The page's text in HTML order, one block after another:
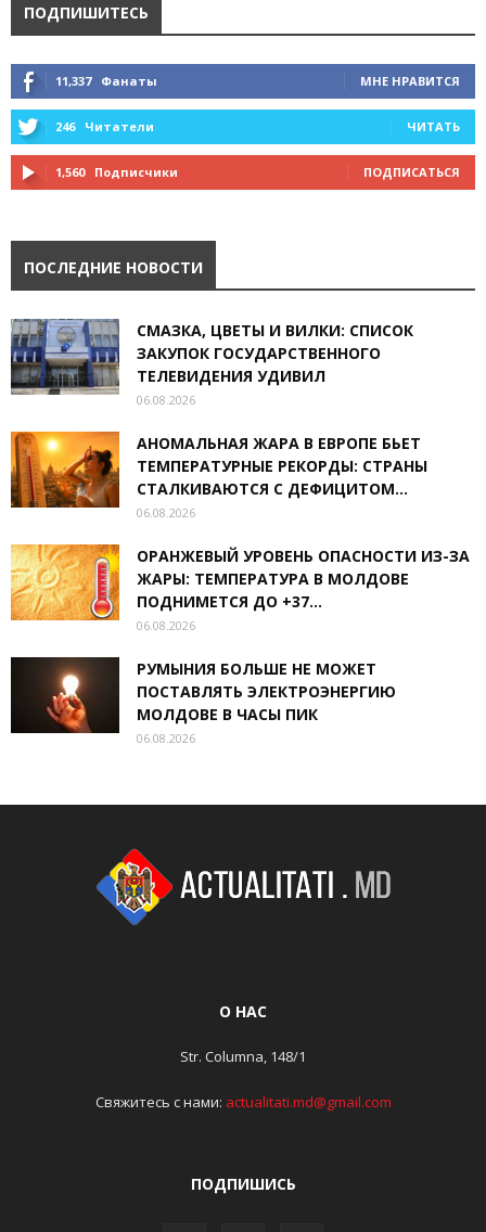
ПОДПИШИТЕСЬ
11,337 Фанаты МНЕ НРАВИТСЯ
246 Читатели ЧИТАТЬ
1,560 Подписчики ПОДПИСАТЬСЯ
ПОСЛЕДНИЕ НОВОСТИ
СМАЗКА, ЦВЕТЫ И ВИЛКИ: СПИСОК
ЗАКУПОК ГОСУДАРСТВЕННОГО
ТЕЛЕВИДЕНИЯ УДИВИЛ
06.08.2026
АНОМАЛЬНАЯ ЖАРА В ЕВРОПЕ БЬЕТ
ТЕМПЕРАТУРНЫЕ РЕКОРДЫ: СТРАНЫ
СТАЛКИВАЮТСЯ С ДЕФИЦИТОМ...
06.08.2026
ОРАНЖЕВЫЙ УРОВЕНЬ ОПАСНОСТИ ИЗ-ЗА
ЖАРЫ: ТЕМПЕРАТУРА В МОЛДОВЕ
ПОДНИМЕТСЯ ДО +37...
06.08.2026
РУМЫНИЯ БОЛЬШЕ НЕ МОЖЕТ
ПОСТАВЛЯТЬ ЭЛЕКТРОЭНЕРГИЮ
МОЛДОВЕ В ЧАСЫ ПИК
06.08.2026
О НАС
Str. Columna, 148/1
Свяжитесь с нами: actualitati.md@gmail.com
ПОДПИШИСЬ